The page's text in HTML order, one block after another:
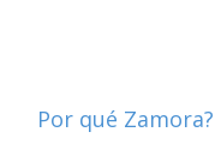
Por qué Zamora?